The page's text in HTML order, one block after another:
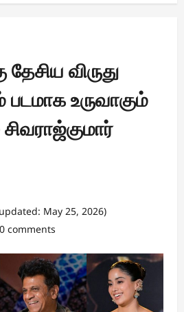
விருது
படமாக உருவாகும்
May 25, 2026)
0 comments